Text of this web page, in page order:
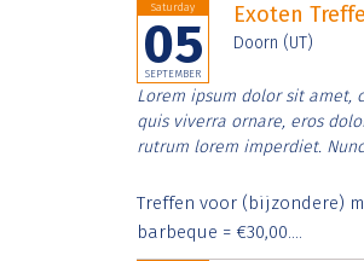
Saturday
05
SEPTEMBER
Exoten
Doorn (UT)
Lorem ipsum dolor sit amet,
quis viverra ornare, eros
rutrum lorem imperdiet.
Treffen voor (bijzondere)
barbeque = €30,00....